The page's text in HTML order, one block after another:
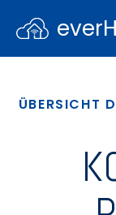
ÜBERSICHT